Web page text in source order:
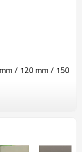
/ 120 mm / 150